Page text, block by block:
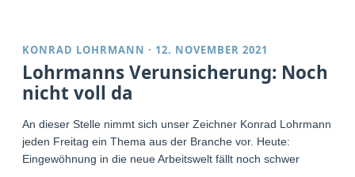
KONRAD LOHRMANN · 12. NOVEMBER 2021
Lohrmanns Verunsicherung: Noch
nicht voll da
An dieser Stelle nimmt sich unser Zeichner Konrad Lohrmann
jeden Freitag ein Thema aus der Branche vor. Heute:
Eingewöhnung in die neue Arbeitswelt fällt noch schwer